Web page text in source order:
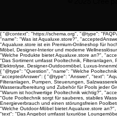
{ "@context": "https://schema.org", "@type":
"name": "Was ist Aqualuxe.store?",
"Aqualuxe.store ist ein Premium-Onlineshop für
Möbel, Designer-Interior und moderne
"Welche Produkte bietet Aqualuxe.store an?",
"Das Sortiment umfasst Pooltechnik, Filteranlagen,
Elektrolyse, Designer-Outdoormöbel, Luxus-
{ "@type": "Question", "name": "Welche
"acceptedAnswer": { "@type": "Answer", "text":
Filteranlagen, Pumpen, Steuerungen,
Wasseraufbereitung und Zubehör für Pools jeder
"Warum ist hochwertige Pooltechnik wichtig?",
"Gute Pooltechnik sorgt für sauberes, stabiles
Energieverbrauch und einen störungsfreien
"Welche Outdoor-Möbel bietet Aqualuxe.store
"text": "Das Angebot umfasst luxuriöse